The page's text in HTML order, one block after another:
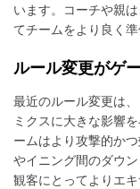
います。コーチや親
てチームをより良く
ルール変更がゲ
最近のルール変更は
ミクスに大きな影響
ームはより攻撃的か
やイニング間のダウ
観客にとってよりエ